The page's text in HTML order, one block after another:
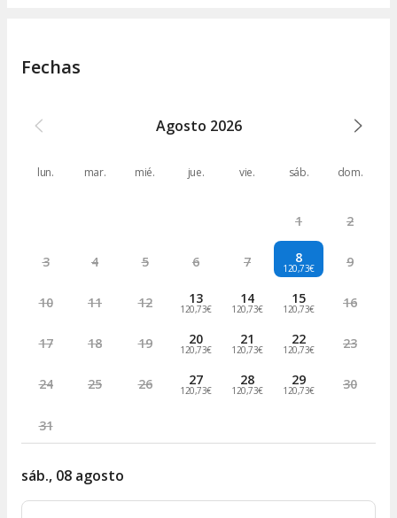
Fechas
Agosto 2026
lun. mar. mié. jue. vie. sáb. dom.
1 2
3 4 5 6 7 8
120,73€ 9
10 11 12 13
120,73€
14
120,73€
15
120,73€ 16
17 18 19 20
120,73€
21
120,73€
22
120,73€ 23
24 25 26 27
120,73€
28
120,73€
29
120,73€ 30
31
sáb., 08 agosto